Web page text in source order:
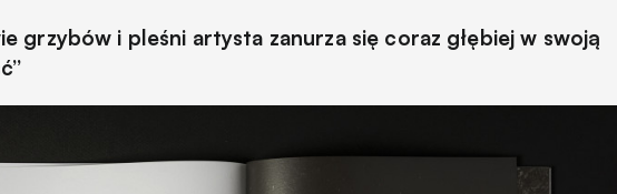
grzybów i pleśni artysta zanurza się coraz głębiej w swoją